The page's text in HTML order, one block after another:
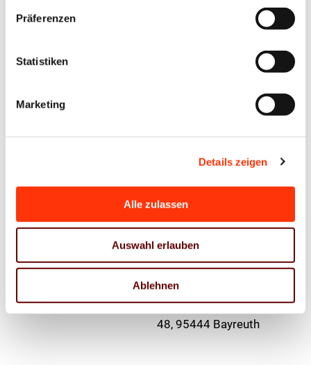
je nach unseren aktuellen Geschäftsbeziehungen ändern
können. Indem Sie „Alle zulassen“ klicken, stimmen Sie
und Datenverarbeitung zu.
Präferenzen
Statistiken
Marketing
Details zeigen
Alle zulassen
Auswahl erlauben
Ablehnen
Networking-Brunch
Gemeinsames
Frühstück und
Planung zukünftiger
Projekte und Termine
Rossi Caffé Bar,
Maximilianstraße
48, 95444 Bayreuth